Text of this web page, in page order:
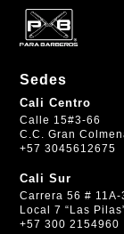
Sedes
Cali Centro
Calle 15#3-66
C.C. Gran
+57 3045612675
Cali Sur
Carrera 56 # 11A-
Local 7 “Las
+57 300 2154960